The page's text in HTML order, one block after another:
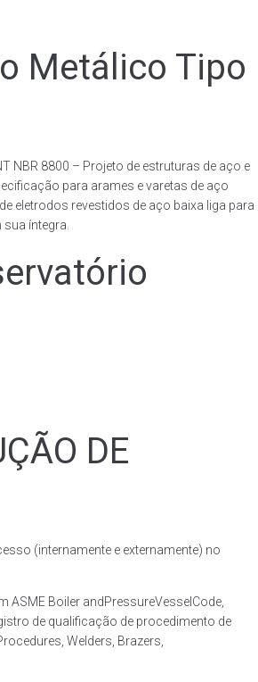
Metálico Tipo
NBR 8800 – Projeto de estruturas de aço e
para arames e varetas de aço
eletrodos revestidos de aço baixa liga para
íntegra.
DE
(internamente e externamente) no
Boiler andPressureVesselCode,
de qualificação de procedimento de
Welders, Brazers,